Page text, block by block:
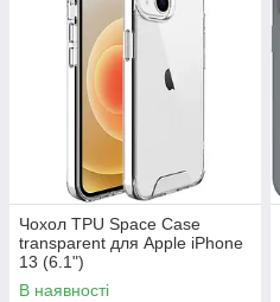
Чохол TPU Space Case
transparent для Apple iPhone
13 (6.1")
В наявності